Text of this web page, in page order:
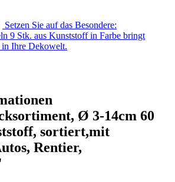
Setzen Sie auf das Besondere:
9 Stk. aus Kunststoff in Farbe bringt
Ihre Dekowelt.
Ø 3-14cm 60
sortiert,mit
Rentier,